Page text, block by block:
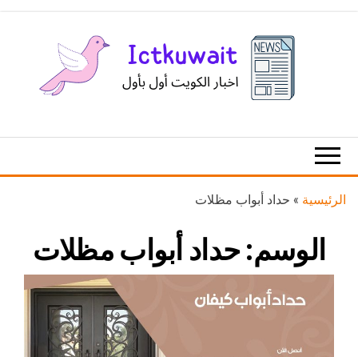
الكويت
الرئيسية » حداد أبواب مظلات
الوسم:حداد أبواب مظلات